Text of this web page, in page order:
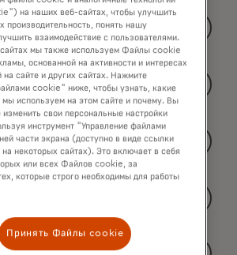
Address
на наших веб-сайтах, чтобы улучшить
производительность, понять нашу
взаимодействие с пользователями.
мы также используем Файлы cookie
основанной на активности и интересах
на сайте и других сайтах. Нажмите
cookie" ниже, чтобы узнать, какие
используем на этом сайте и почему. Вы
изменить свои персональные настройки
инструмент "Управление файлами
части экрана (доступно в виде ссылки
на некоторых сайтах). Это включает в себя
или всех Файлов cookie, за
которые строго необходимы для работы
Принять Файлы cookie